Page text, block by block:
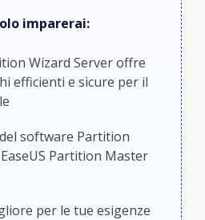
imparerai:
Wizard Server offre
efficienti e sicure per il
software Partition
Partition Master
per le tue esigenze